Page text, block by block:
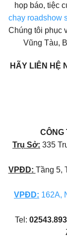
họp báo, tiệc
chạy roadshow
Chúng tôi phục
Vũng Tàu,
HÃY LIÊN HỆ
CÔNG
Trụ Sở: 335
VPĐD: Tầng 5,
VPĐD: 162A,
Tel: